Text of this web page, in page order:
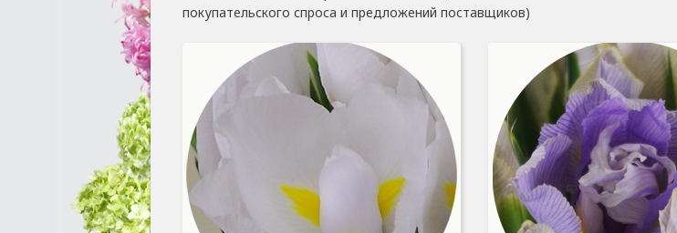
покупательского спроса и предложений поставщиков)